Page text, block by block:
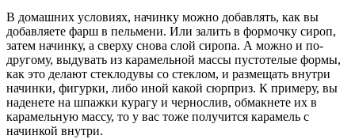
В домашних условиях, начинку можно добавлять, как вы
добавляете фарш в пельмени. Или залить в формочку сироп,
затем начинку, а сверху снова слой сиропа. А можно и по-
другому, выдувать из карамельной массы пустотелые формы,
как это делают стеклодувы со стеклом, и размещать внутри
начинки, фигурки, либо иной какой сюрприз. К примеру, вы
наденете на шпажки курагу и чернослив, обмакнете их в
карамельную массу, то у вас тоже получится карамель с
начинкой внутри.